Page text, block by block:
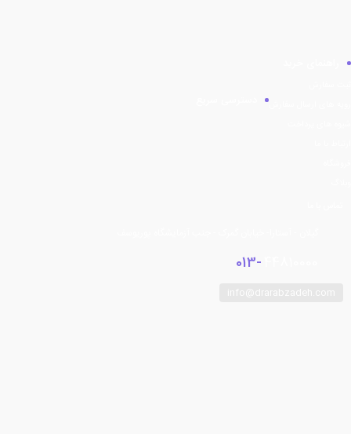
013-
info@drarabzadeh.com